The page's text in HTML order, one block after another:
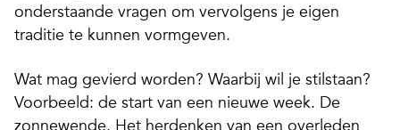
onderstaande vragen om vervolgens je eigen
traditie te kunnen vormgeven.
Wat mag gevierd worden? Waarbij wil je stilstaan?
Voorbeeld: de start van een nieuwe week. De
zonnewende. Het herdenken van een overleden